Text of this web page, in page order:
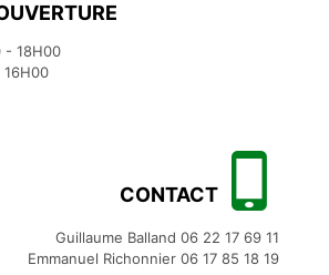
- 18H00
CONTACT
Guillaume Balland 06 22 17 69 11
Emmanuel Richonnier 06 17 85 18 19